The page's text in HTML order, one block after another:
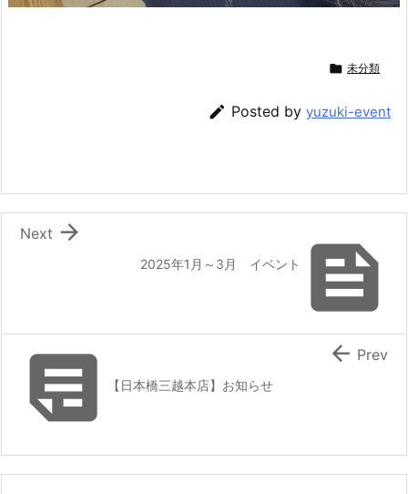
 未分類
 Posted by yuzuki-event

2025年1月～3月 イベント

Next
 【日本橋三越本店】お知らせ
 Prev